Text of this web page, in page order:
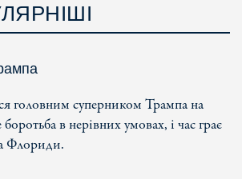
головним суперником Трампа на
в нерівних умовах, і час грає
Флориди.